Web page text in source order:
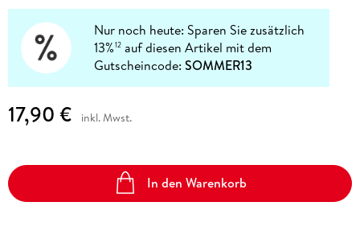
Nur noch heute: Sparen Sie zusätzlich
13%12 auf diesen Artikel mit dem
Gutscheincode:SOMMER13
17,90 € inkl. Mwst.
In den Warenkorb